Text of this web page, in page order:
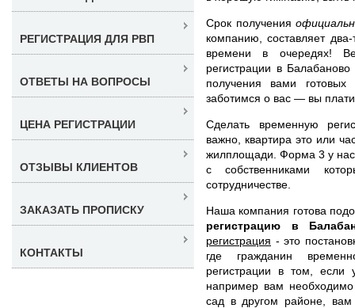
Срок получения
компанию, составляет
времени в очередях!
регистрации в
получения вами готовых
заботимся о вас — вы
Сделать временную
важно, квартира это или
жилплощади. Форма 3 у
с собственниками
сотрудничестве.
Наша компания готова
регистрацию в
регистрация - это
где гражданин
регистрации в том,
например вам
сад в другом районе, вам
РЕГИСТРАЦИЯ ДЛЯ РВП
ОТВЕТЫ НА ВОПРОСЫ
ЦЕНА РЕГИСТРАЦИИ
ОТЗЫВЫ КЛИЕНТОВ
ЗАКАЗАТЬ ПРОПИСКУ
КОНТАКТЫ